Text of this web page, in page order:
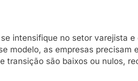
intensifique no setor varejista e
modelo, as empresas precisam
transição são baixos ou nulos,